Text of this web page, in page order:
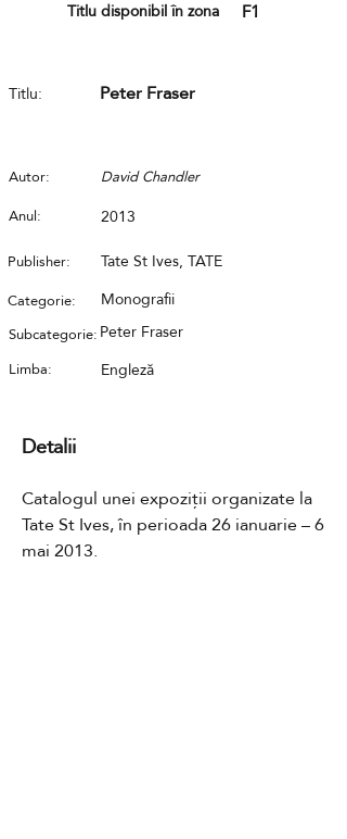
Titlu disponibil în zona F1
Titlu: Peter Fraser
Autor:
David Chandler
Anul:
2013
Publisher: Tate St Ives, TATE
Categorie: Monografii
Subcategorie: Peter Fraser
Limba: Engleză
Detalii
Catalogul unei expoziții organizate la
Tate St Ives, în perioada 26 ianuarie – 6
mai 2013.